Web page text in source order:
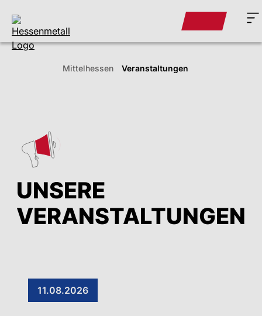
UNSERE
VERANSTALTUNGEN
11.08.2026
Mittelhessen Veranstaltungen